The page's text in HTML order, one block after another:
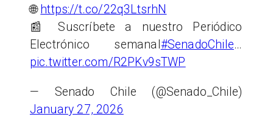
🌐 https://t.co/22q3LtsrhN
📰 Suscríbete a nuestro Periódico
Electrónico semanal #SenadoChile…
pic.twitter.com/R2PKv9sTWP
— Senado Chile (@Senado_Chile)
January 27, 2026